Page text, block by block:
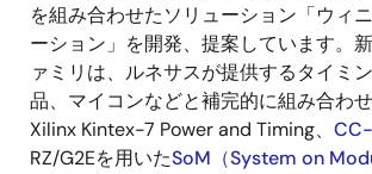
を組み合わせたソリューション「ウィ
ーション」を開発、提案しています。
ァミリは、ルネサスが提供するタイミ
品、マイコンなどと補完的に組み合わせ
Xilinx Kintex-7 Power and Timing、 CC-
RZ/G2Eを用いたSoM（System on